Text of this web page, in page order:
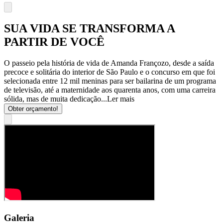
SUA VIDA SE TRANSFORMA A
PARTIR DE VOCÊ
O passeio pela história de vida de Amanda Françozo, desde a saída
precoce e solitária do interior de São Paulo e o concurso em que foi
selecionada entre 12 mil meninas para ser bailarina de um programa
de televisão, até a maternidade aos quarenta anos, com uma carreira
sólida, mas de muita dedicação...Ler mais
Obter orçamento!
Galeria